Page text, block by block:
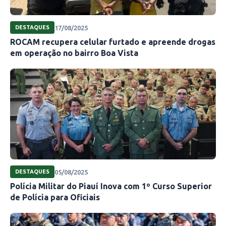
DESTAQUES 17/08/2025
ROCAM recupera celular furtado e apreende drogas
em operação no bairro Boa Vista
DESTAQUES 05/08/2025
Polícia Militar do Piauí Inova com 1º Curso Superior
de Polícia para Oficiais